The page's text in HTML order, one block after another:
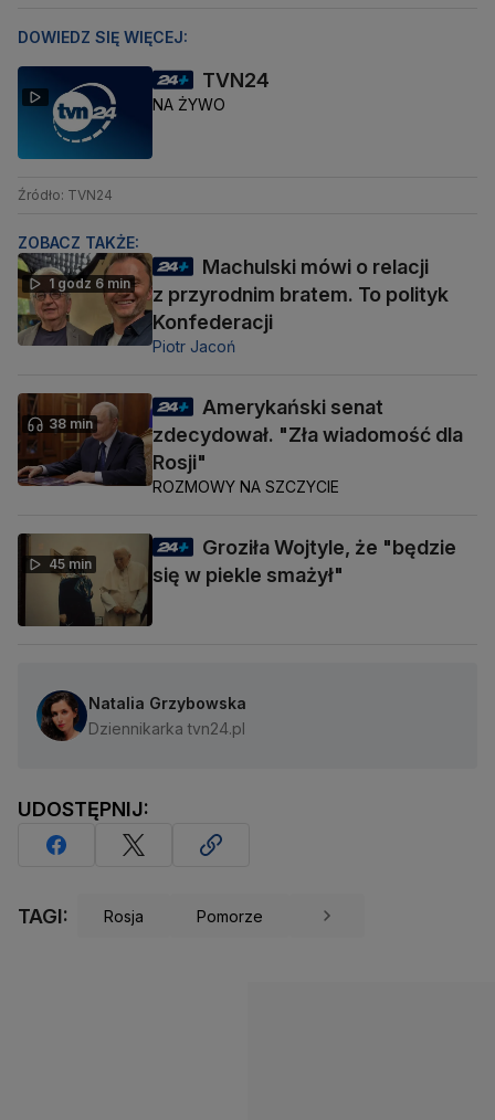
DOWIEDZ SIĘ WIĘCEJ:
TVN24
NA ŻYWO
Źródło: TVN24
ZOBACZ TAKŻE:
1 godz 6 min
Machulski mówi o relacji
z przyrodnim bratem. To polityk
Konfederacji
Piotr Jacoń
38 min
Amerykański senat
zdecydował. "Zła wiadomość dla
Rosji"
ROZMOWY NA SZCZYCIE
45 min
Groziła Wojtyle, że "będzie
się w piekle smażył"
Natalia Grzybowska
Dziennikarka tvn24.pl
UDOSTĘPNIJ:
TAGI: Rosja Pomorze